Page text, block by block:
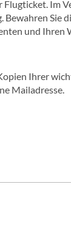
Flugticket. Im
Bewahren Sie
und Ihren
Ihrer
Mailadresse.